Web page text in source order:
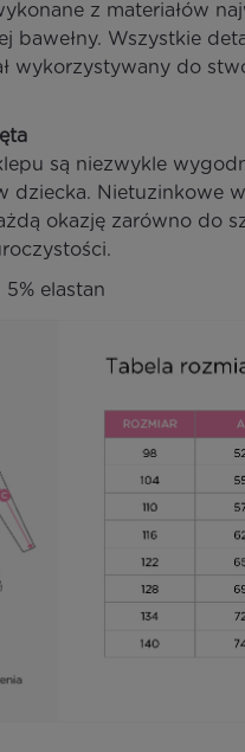
z materiałów
bawełny. Wszystkie
wykorzystywany do
są niezwykle
dziecka. Nietuzinkowe
okazję zarówno do
5% elastan